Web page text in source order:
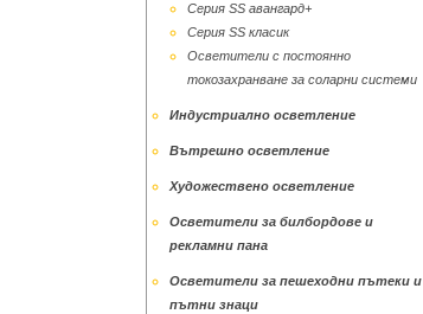
Серия SS авангард+
Серия SS класик
Осветители с постоянно
токозахранване за соларни системи
Индустриално осветление
Вътрешно осветление
Художествено осветление
Осветители за билбордове и
рекламни пана
Осветители за пешеходни пътеки и
пътни знаци